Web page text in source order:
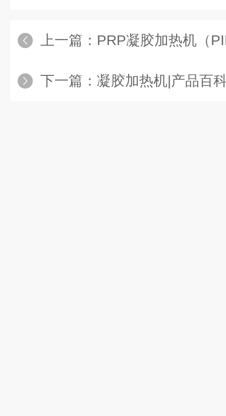
■作用一: “凝胶"快速支撑填充
PRP凝胶呈粘性胶状，注入皮
上一篇： PRP凝胶加热机（
下一篇： 凝胶加热机|产品百